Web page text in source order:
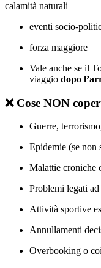
calamità naturali
eventi socio-
forza maggiore
Vale anche se il
viaggio dopo
❌ Cose NON
Guerre,
Epidemie (se non
Malattie croniche
Problemi legati
Attività sportive
Annullamenti
Overbooking o